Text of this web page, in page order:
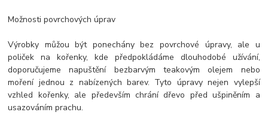
Možnosti povrchových úprav
Výrobky můžou být ponechány bez povrchové úpravy, ale u
poliček na kořenky, kde předpokládáme dlouhodobé užívání,
doporučujeme napuštění bezbarvým teakovým olejem nebo
moření jednou z nabízených barev. Tyto úpravy nejen vylepší
vzhled kořenky, ale především chrání dřevo před ušpiněním a
usazováním prachu.